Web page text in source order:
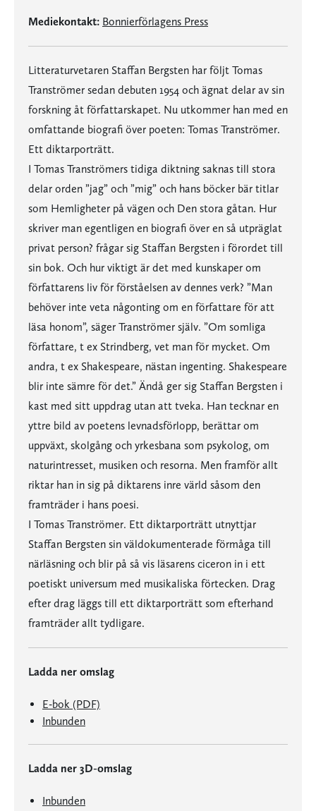
Mediekontakt: Bonnierförlagens Press
Litteraturvetaren Staffan Bergsten har följt Tomas
Tranströmer sedan debuten 1954 och ägnat delar av sin
forskning åt författarskapet. Nu utkommer han med en
omfattande biografi över poeten: Tomas Tranströmer.
Ett diktarporträtt.
I Tomas Tranströmers tidiga diktning saknas till stora
delar orden ”jag” och ”mig” och hans böcker bär titlar
som Hemligheter på vägen och Den stora gåtan. Hur
skriver man egentligen en biografi över en så utpräglat
privat person? frågar sig Staffan Bergsten i förordet till
sin bok. Och hur viktigt är det med kunskaper om
författarens liv för förståelsen av dennes verk? ”Man
behöver inte veta någonting om en författare för att
läsa honom”, säger Tranströmer själv. ”Om somliga
författare, t ex Strindberg, vet man för mycket. Om
andra, t ex Shakespeare, nästan ingenting. Shakespeare
blir inte sämre för det.” Ändå ger sig Staffan Bergsten i
kast med sitt uppdrag utan att tveka. Han tecknar en
yttre bild av poetens levnadsförlopp, berättar om
uppväxt, skolgång och yrkesbana som psykolog, om
naturintresset, musiken och resorna. Men framför allt
riktar han in sig på diktarens inre värld såsom den
framträder i hans poesi.
I Tomas Tranströmer. Ett diktarporträtt utnyttjar
Staffan Bergsten sin väldokumenterade förmåga till
närläsning och blir på så vis läsarens ciceron in i ett
poetiskt universum med musikaliska förtecken. Drag
efter drag läggs till ett diktarporträtt som efterhand
framträder allt tydligare.
Ladda ner omslag
E-bok (PDF)
Inbunden
Ladda ner 3D-omslag
Inbunden